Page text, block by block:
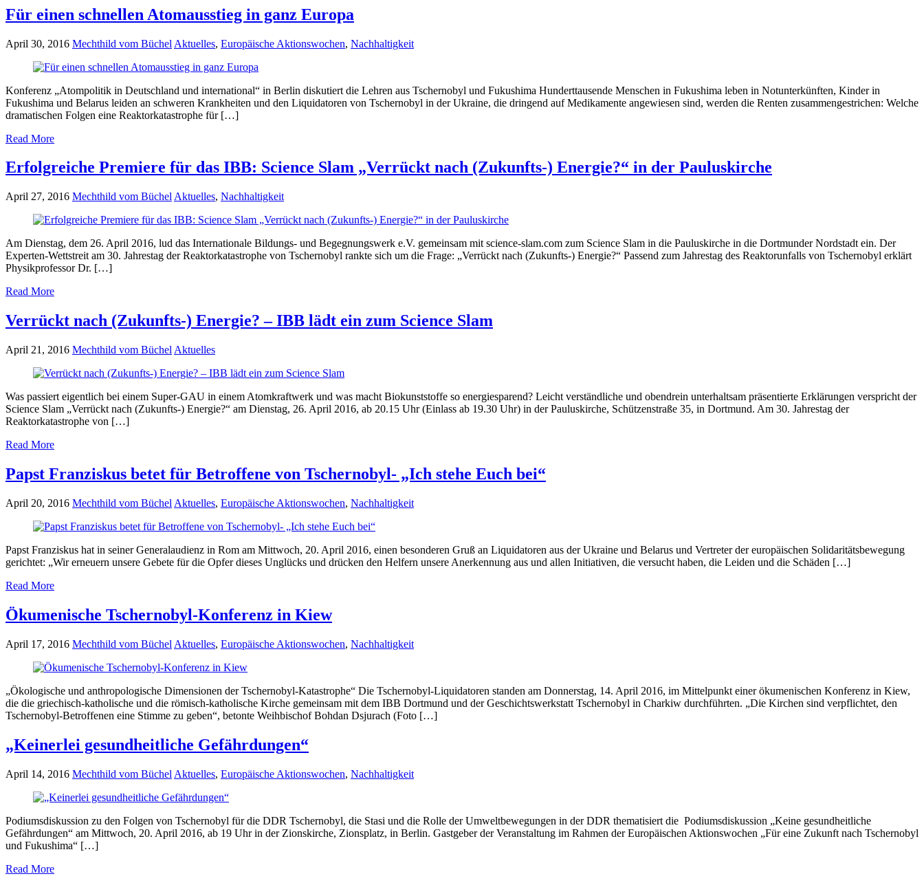
Für einen schnellen Atomausstieg in ganz Europa
April 30, 2016 Mechthild vom Büchel Aktuelles, Europäische Aktionswochen, Nachhaltigkeit
Konferenz „Atompolitik in Deutschland und international“ in Berlin diskutiert die Lehren aus Tschernobyl und Fukushima Hunderttausende Menschen in Fukushima leben in Notunterkünften, Kinder in
Fukushima und Belarus leiden an schweren Krankheiten und den Liquidatoren von Tschernobyl in der Ukraine, die dringend auf Medikamente angewiesen sind, werden die Renten zusammengestrichen: Welche
dramatischen Folgen eine Reaktorkatastrophe für […]
Read More
Erfolgreiche Premiere für das IBB: Science Slam „Verrückt nach (Zukunfts-) Energie?“ in der Pauluskirche
April 27, 2016 Mechthild vom Büchel Aktuelles, Nachhaltigkeit
Am Dienstag, dem 26. April 2016, lud das Internationale Bildungs- und Begegnungswerk e.V. gemeinsam mit science-slam.com zum Science Slam in die Pauluskirche in die Dortmunder Nordstadt ein. Der
Experten-Wettstreit am 30. Jahrestag der Reaktorkatastrophe von Tschernobyl rankte sich um die Frage: „Verrückt nach (Zukunfts-) Energie?“ Passend zum Jahrestag des Reaktorunfalls von Tschernobyl erklärt
Physikprofessor Dr. […]
Read More
Verrückt nach (Zukunfts-) Energie? – IBB lädt ein zum Science Slam
April 21, 2016 Mechthild vom Büchel Aktuelles
Was passiert eigentlich bei einem Super-GAU in einem Atomkraftwerk und was macht Biokunststoffe so energiesparend? Leicht verständliche und obendrein unterhaltsam präsentierte Erklärungen verspricht der
Science Slam „Verrückt nach (Zukunfts-) Energie?“ am Dienstag, 26. April 2016, ab 20.15 Uhr (Einlass ab 19.30 Uhr) in der Pauluskirche, Schützenstraße 35, in Dortmund. Am 30. Jahrestag der
Reaktorkatastrophe von […]
Read More
Papst Franziskus betet für Betroffene von Tschernobyl- „Ich stehe Euch bei“
April 20, 2016 Mechthild vom Büchel Aktuelles, Europäische Aktionswochen, Nachhaltigkeit
Papst Franziskus hat in seiner Generalaudienz in Rom am Mittwoch, 20. April 2016, einen besonderen Gruß an Liquidatoren aus der Ukraine und Belarus und Vertreter der europäischen Solidaritätsbewegung
gerichtet: „Wir erneuern unsere Gebete für die Opfer dieses Unglücks und drücken den Helfern unsere Anerkennung aus und allen Initiativen, die versucht haben, die Leiden und die Schäden […]
Read More
Ökumenische Tschernobyl-Konferenz in Kiew
April 17, 2016 Mechthild vom Büchel Aktuelles, Europäische Aktionswochen, Nachhaltigkeit
„Ökologische und anthropologische Dimensionen der Tschernobyl-Katastrophe“ Die Tschernobyl-Liquidatoren standen am Donnerstag, 14. April 2016, im Mittelpunkt einer ökumenischen Konferenz in Kiew,
die die griechisch-katholische und die römisch-katholische Kirche gemeinsam mit dem IBB Dortmund und der Geschichtswerkstatt Tschernobyl in Charkiw durchführten. „Die Kirchen sind verpflichtet, den
Tschernobyl-Betroffenen eine Stimme zu geben“, betonte Weihbischof Bohdan Dsjurach (Foto […]
„Keinerlei gesundheitliche Gefährdungen“
April 14, 2016 Mechthild vom Büchel Aktuelles, Europäische Aktionswochen, Nachhaltigkeit
Podiumsdiskussion zu den Folgen von Tschernobyl für die DDR Tschernobyl, die Stasi und die Rolle der Umweltbewegungen in der DDR thematisiert die Podiumsdiskussion „Keine gesundheitliche
Gefährdungen“ am Mittwoch, 20. April 2016, ab 19 Uhr in der Zionskirche, Zionsplatz, in Berlin. Gastgeber der Veranstaltung im Rahmen der Europäischen Aktionswochen „Für eine Zukunft nach Tschernobyl
und Fukushima“ […]
Read More